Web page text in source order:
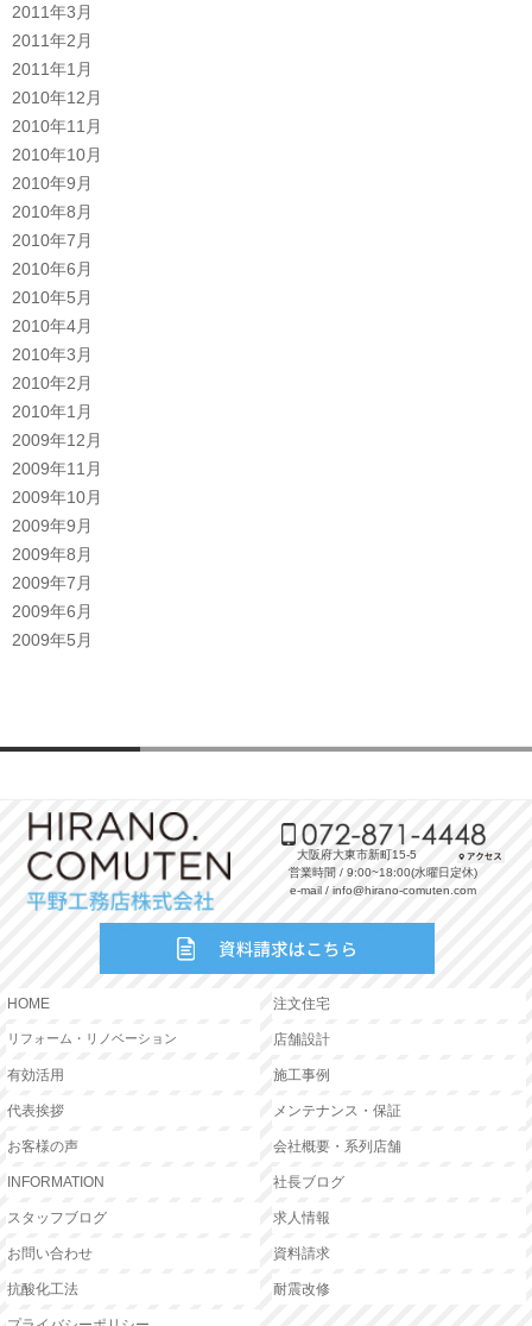
2011年3月
2011年2月
2011年1月
2010年12月
2010年11月
2010年10月
2010年9月
2010年8月
2010年7月
2010年6月
2010年5月
2010年4月
2010年3月
2010年2月
2010年1月
2009年12月
2009年11月
2009年10月
2009年9月
2009年8月
2009年7月
2009年6月
2009年5月
大阪府大東市新町15-5
営業時間 / 9:00~18:00(水曜日定休)
e-mail / info@hirano-comuten.com
HOME 注文住宅
リフォーム・リノベーション 店舗設計
有効活用 施工事例
代表挨拶 メンテナンス・保証
お客様の声 会社概要・系列店舗
INFORMATION 社長ブログ
スタッフブログ 求人情報
お問い合わせ 資料請求
抗酸化工法 耐震改修